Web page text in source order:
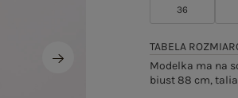
36
TABELA
Modelka ma na
biust 88 cm,